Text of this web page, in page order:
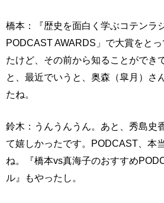
橋本：『歴史を面白く学ぶコテンラ
PODCAST AWARDS」で大賞をと
たけど、その前から知ることができ
と、最近でいうと、奥森（皐月）さ
たね。
鈴木：うんうんうん。あと、秀島史
て嬉しかったです。PODCAST、本
ね。『橋本vs真海子のおすすめ
ル』もやったし。